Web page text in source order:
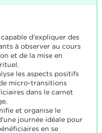
d'expliquer des
à observer au cours
et de la mise en
les aspects positifs
micro-transitions
dans le carnet
et organise le
journée idéale pour
en se